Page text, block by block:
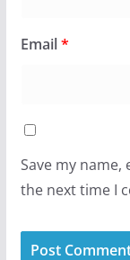
Email*
Save my
the next time I